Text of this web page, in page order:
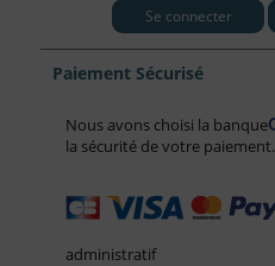
Se connecter
Paiement Sécurisé
Nous avons choisi la banque
la sécurité de votre paiement.
administratif